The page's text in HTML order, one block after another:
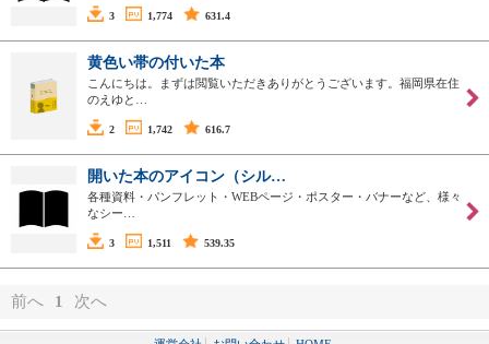
3 1,774 631.4
黄色い帯の付いた本
こんにちは。まずは閲覧いただきありがとうございます。福岡県在住
のえゆと…
2 1,742 616.7
開いた本のアイコン（シル…
各種資料・パンフレット・WEBページ・ポスター・バナーなど、様々
なシー…
3 1,511 539.35
前へ 1 次へ